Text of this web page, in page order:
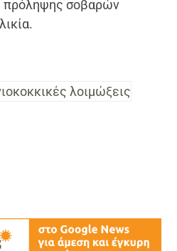
πρόληψης σοβαρών
λοιμώξεις